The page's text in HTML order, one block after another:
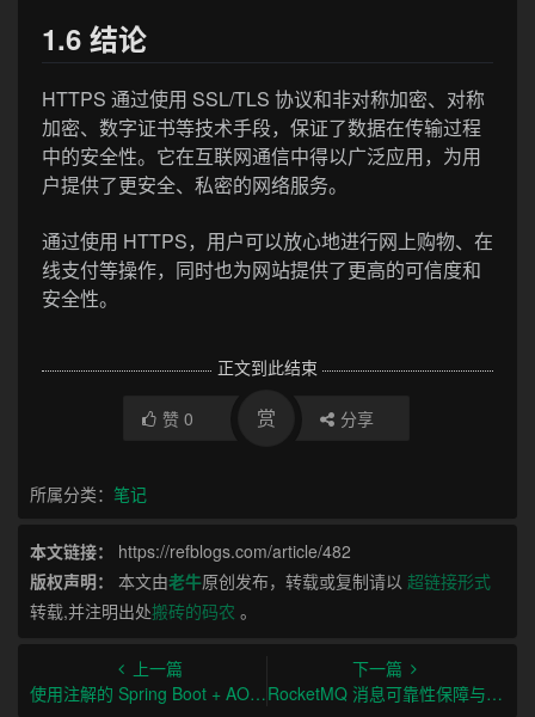
1.6 结论
HTTPS 通过使用 SSL/TLS 协议和非对称加密、对称
加密、数字证书等技术手段，保证了数据在传输过程
中的安全性。它在互联网通信中得以广泛应用，为用
户提供了更安全、私密的网络服务。
通过使用 HTTPS，用户可以放心地进行网上购物、在
线支付等操作，同时也为网站提供了更高的可信度和
安全性。
正文到此结束
赞 0 赏 分享
所属分类： 笔记
本文链接：
https://refblogs.com/article/482
版权声明：
本文由老牛原创发布，转载或复制请以 超链接形式
转载,并注明出处搬砖的码农 。
上一篇
使用注解的 Spring Boot + AOP + Redis 限流教程
下一篇
RocketMQ 消息可靠性保障与重复消费解决方案详解